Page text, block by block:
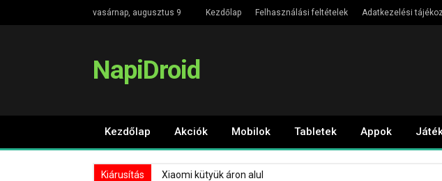
vasárnap, augusztus 9 Kezdőlap Felhasználási feltételek Adatkezelési
NapiDroid
Kezdőlap Akciók Mobilok Tabletek Appok
Kiárusítás Xiaomi kütyük áron alul